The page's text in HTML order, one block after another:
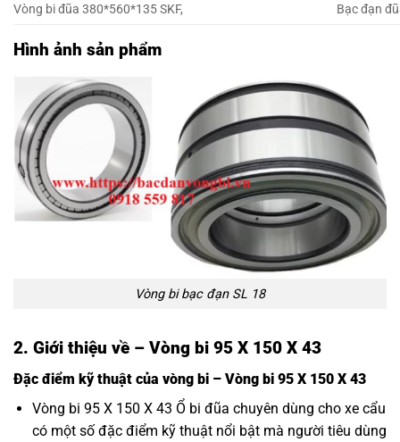
Vòng bi đũa 380*560*135 SKF,
Bạc đạn
Hình ảnh sản phẩm
Vòng bi bạc đạn SL 18
2. Giới thiệu về – Vòng bi 95 X 150 X 43
Đặc điểm kỹ thuật của vòng bi – Vòng bi 95 X 150 X 43
Vòng bi 95 X 150 X 43 Ổ bi đũa chuyên dùng cho xe cẩu
có một số đặc điểm kỹ thuật nổi bật mà người tiêu dùng